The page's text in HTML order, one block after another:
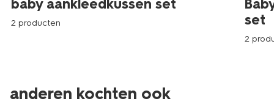
baby aankleedkussen set
2 producten
set
2
anderen kochten ook